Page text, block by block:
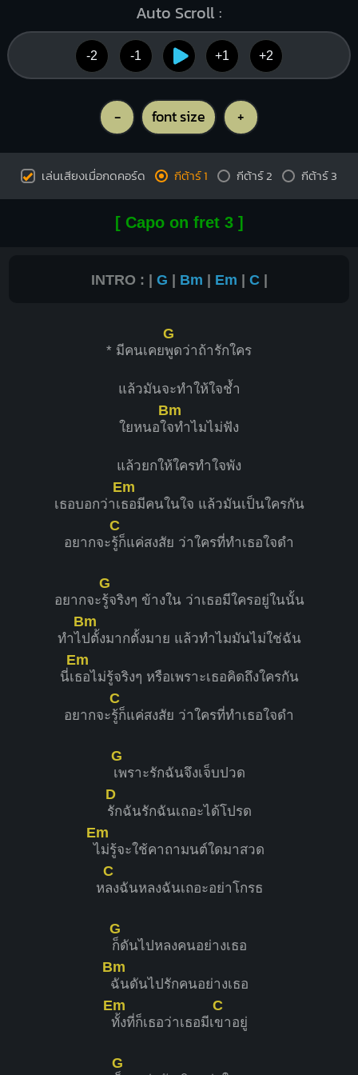
Auto Scroll :
-2 -1 +1 +2
- font size +
เล่นเสียงเมื่อกดคอร์ด กีต้าร์ 1 กีต้าร์ 2 กีต้าร์ 3
[ Capo on fret 3 ]
INTRO : | G | Bm | Em | C |
* มีคนเคย
G
พูดว่าถ้ารักใคร
แล้วมันจะทำให้ใจช้ำ
ใยหนอใ
Bm
จทำไมไม่ฟัง
แล้วยกให้ใครทำใจพัง
เธอบอกว่าเ
Em
ธอมีคนในใจ แล้วมันเป็นใครกัน
อยากจะ
C
รู้ก็แค่สงสัย ว่าใครที่ทำเธอใจดำ
อยากจะ
G
รู้จริงๆ ข้างใน ว่าเธอมีใครอยู่ในนั้น
ทำไ
Bm
ปตั้งมากตั้งมาย แล้วทำไมมันไม่ใช่ฉัน
นี่เ
Em
ธอไม่รู้จริงๆ หรือเพราะเธอคิดถึงใครกัน
อยากจะ
C
รู้ก็แค่สงสัย ว่าใครที่ทำเธอใจดำ
G
เพราะรักฉันจึงเจ็บปวด
D
รักฉันรักฉันเถอะได้โปรด
Em
ไม่รู้จะใช้คาถามนต์ใดมาสวด
ห
C
ลงฉันหลงฉันเถอะอย่าโกรธ
G
ก็ดันไปหลงคนอย่างเธอ
Bm
ฉันดันไปรักคนอย่างเธอ
Em
ทั้งที่ก็เธอว่าเธอมีเ
C
ขาอยู่
G